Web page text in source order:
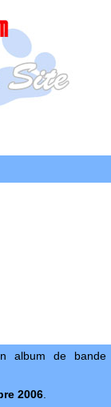
album de bande
2006